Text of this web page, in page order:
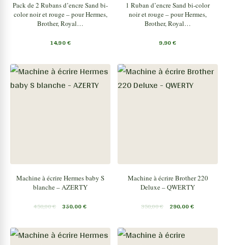
Pack de 2 Rubans d’encre Sand bi-
color noir et rouge – pour Hermes,
Brother, Royal…
14,90€
1 Ruban d’encre Sand bi-color
noir et rouge – pour Hermes,
Brother, Royal…
9,90€
Machine à écrire Hermes baby S
blanche – AZERTY
450,00€ 350,00€
Machine à écrire Brother 220
Deluxe – QWERTY
350,00€ 290,00€